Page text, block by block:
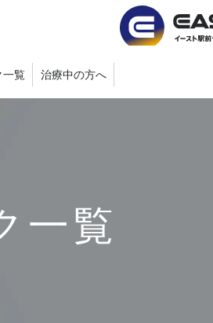
一覧 治療中の方へ
一覧